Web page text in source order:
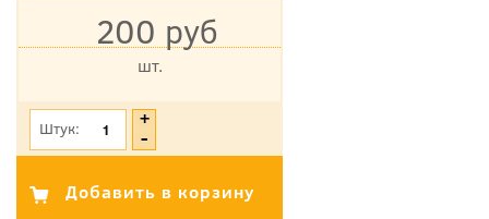
200 руб
шт.
Штук: